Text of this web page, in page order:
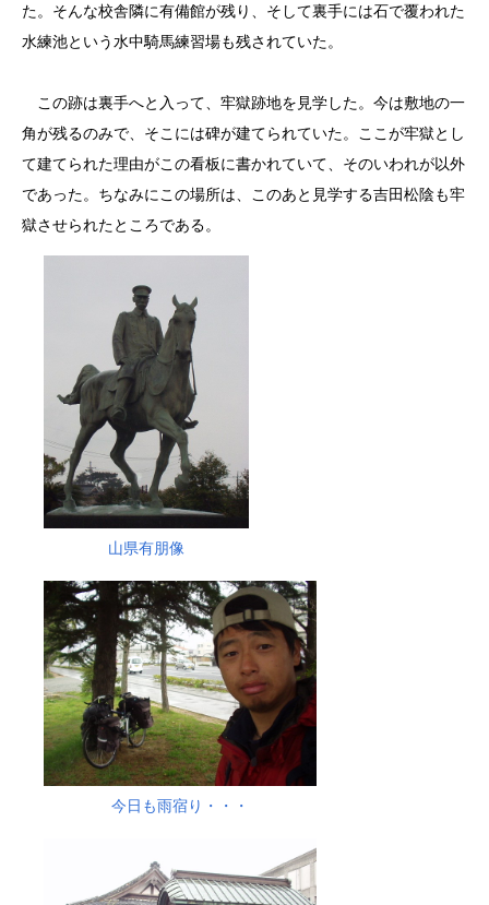
た。そんな校舎隣に有備館が残り、そして裏手には石で覆われた
水練池という水中騎馬練習場も残されていた。
この跡は裏手へと入って、牢獄跡地を見学した。今は敷地の一
角が残るのみで、そこには碑が建てられていた。ここが牢獄とし
て建てられた理由がこの看板に書かれていて、そのいわれが以外
であった。ちなみにこの場所は、このあと見学する吉田松陰も牢
獄させられたところである。
山県有朋像
今日も雨宿り・・・